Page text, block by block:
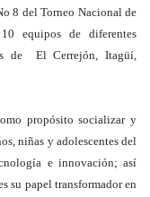
8 del Torneo Nacional de
equipos de diferentes
de El Cerrejón, Itagüí,
propósito socializar y
niñas y adolescentes del
e innovación; así
su papel transformador en